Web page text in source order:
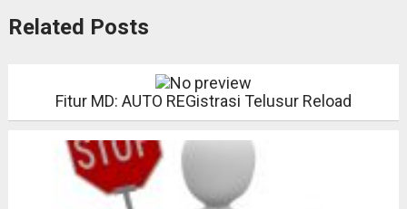
Related Posts
Fitur MD: AUTO REGistrasi Telusur Reload